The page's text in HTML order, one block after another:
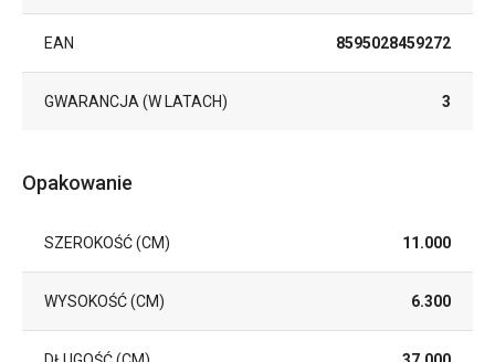
EAN 8595028459272
GWARANCJA (W LATACH) 3
Opakowanie
SZEROKOŚĆ (CM) 11.000
WYSOKOŚĆ (CM) 6.300